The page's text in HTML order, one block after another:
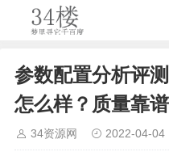
参数配置分析评
怎么样？质量靠
34资源网 2022-04-04